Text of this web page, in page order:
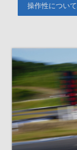
操作性につい